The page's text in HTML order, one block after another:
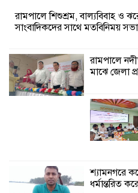
কালিগঞ্জে
রামপালে শিশুশ্রম, বাল্যবিবাহ ও
সাংবাদিকদের সাথে মতবিনিময় সভা
রামপালে
মাঝে জেলা
শ্যামনগরে
ধর্মান্তরিত